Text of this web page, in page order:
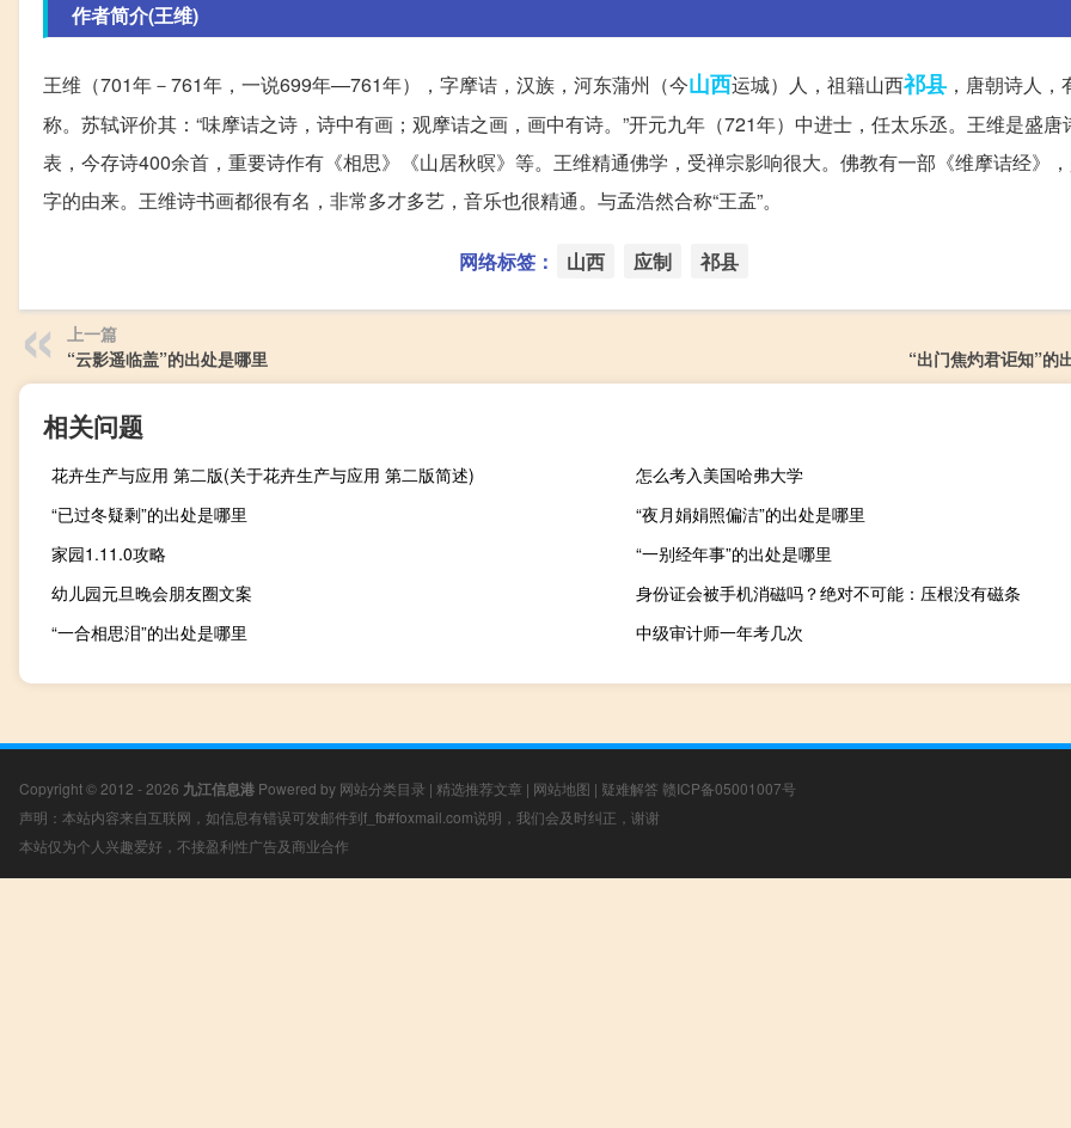
作者简介(王维)
王维（701年－761年，一说699年—761年），字摩诘，汉族，河东蒲州（今山西运城）人，祖籍山西祁县 ，唐朝诗人，
称。苏轼评价其：“味摩诘之诗，诗中有画；观摩诘之画，画中有诗。”开元九年（721年）中进士，任太乐丞。王维是盛唐
表，今存诗400余首，重要诗作有《相思》《山居秋暝》等。王维精通佛学，受禅宗影响很大。佛教有一部《维摩诘经》
字的由来。王维诗书画都很有名，非常多才多艺，音乐也很精通。与孟浩然合称“王孟”。
网络标签： 山西 应制 祁县
上一篇
“云影遥临盖”的出处是哪里
“出门焦灼君讵知”的
相关问题
花卉生产与应用 第二版(关于花卉生产与应用 第二版简述)
怎么考入美国哈弗大学
“已过冬疑剩”的出处是哪里
“夜月娟娟照偏洁”的出处是哪里
家园1.11.0攻略
“一别经年事”的出处是哪里
幼儿园元旦晚会朋友圈文案
身份证会被手机消磁吗？绝对不可能：压根没有磁条
“一合相思泪”的出处是哪里
中级审计师一年考几次
Copyright © 2012 - 2026 九江信息港 Powered by 网站分类目录 | 精选推荐文章 | 网站地图 | 疑难解答 赣ICP备05001007号
声明：本站内容来自互联网，如信息有错误可发邮件到f_fb#foxmail.com说明，我们会及时纠正，谢谢
本站仅为个人兴趣爱好，不接盈利性广告及商业合作